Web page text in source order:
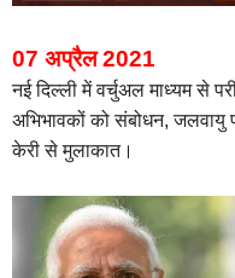
07 अप्रैल 2021
नई दिल्ली में वर्चुअल माध्यम से
अभिभावकों को संबोधन, जलवायु
केरी से मुलाकात।